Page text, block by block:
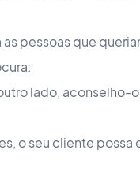
pessoas que
lado, aconselho-o
o seu cliente possa